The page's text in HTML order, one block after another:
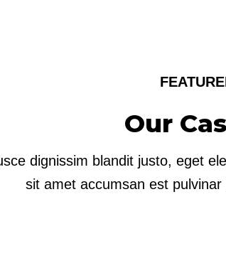
Our
dignissim blandit justo, eget
sit amet accumsan est